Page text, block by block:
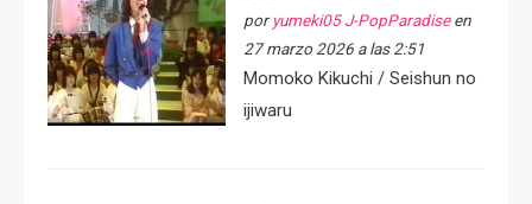
por yumeki05 J-PopParadiseen
27 marzo 2026 a las 2:51
Momoko Kikuchi / Seishun no
ijiwaru